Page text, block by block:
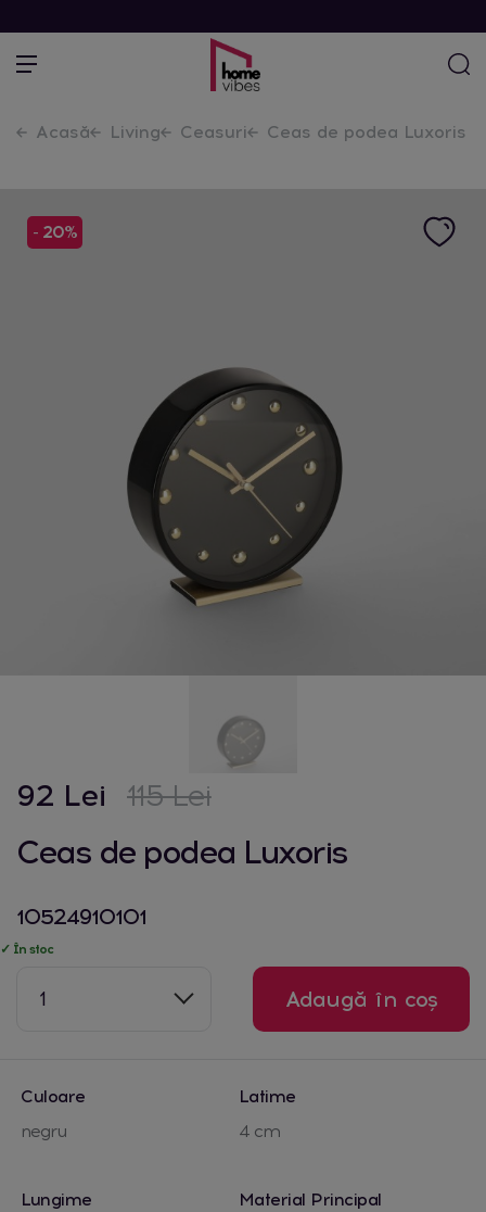
Acasă Living Ceasuri Ceas de podea Luxoris
- 20%
92 Lei 115 Lei
Ceas de podea Luxoris
10524910101
✓ În stoc
1 Adaugă în coș
Culoare
negru
Latime
4 cm
Lungime
Material Principal